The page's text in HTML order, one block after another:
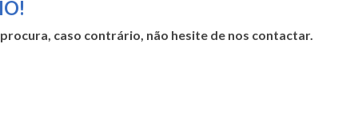
caso contrário, não hesite de nos contactar.